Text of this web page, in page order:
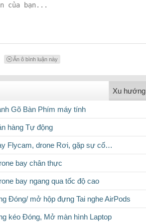
Ẩn ô bình luận này
Xu hướng
Gõ Bàn Phím máy tính
hàng Tự động
Flycam, drone Rơi, gặp sự cố…
bay chân thực
bay ngang qua tốc độ cao
Đóng/ mở hộp đựng Tai nghe AirPods
kéo Đóng, Mở màn hình Laptop